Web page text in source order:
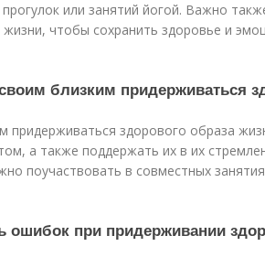
или занятий йогой. Важно
чтобы сохранить здоровье и
близким придерживаться
придерживаться здорового образа
а также поддержать их в их
поучаствовать в совместных
ошибок при придерживании